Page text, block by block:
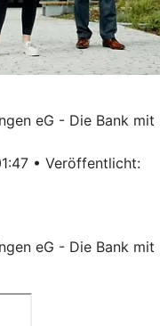
eG - Die Bank mit
• Veröffentlicht:
eG - Die Bank mit